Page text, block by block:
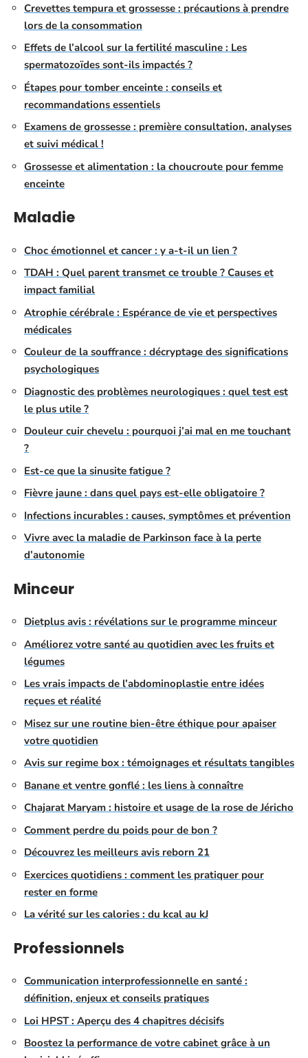
Crevettes tempura et grossesse : précautions à prendre
lors de la consommation
Effets de l’alcool sur la fertilité masculine : Les
spermatozoïdes sont-ils impactés ?
Étapes pour tomber enceinte : conseils et
recommandations essentiels
Examens de grossesse : première consultation, analyses
et suivi médical !
Grossesse et alimentation : la choucroute pour femme
enceinte
Maladie
Choc émotionnel et cancer : y a-t-il un lien ?
TDAH : Quel parent transmet ce trouble ? Causes et
impact familial
Atrophie cérébrale : Espérance de vie et perspectives
médicales
Couleur de la souffrance : décryptage des significations
psychologiques
Diagnostic des problèmes neurologiques : quel test est
le plus utile ?
Douleur cuir chevelu : pourquoi j’ai mal en me touchant
?
Est-ce que la sinusite fatigue ?
Fièvre jaune : dans quel pays est-elle obligatoire ?
Infections incurables : causes, symptômes et prévention
Vivre avec la maladie de Parkinson face à la perte
d’autonomie
Minceur
Dietplus avis : révélations sur le programme minceur
Améliorez votre santé au quotidien avec les fruits et
légumes
Les vrais impacts de l’abdominoplastie entre idées
reçues et réalité
Misez sur une routine bien-être éthique pour apaiser
votre quotidien
Avis sur regime box : témoignages et résultats tangibles
Banane et ventre gonflé : les liens à connaître
Chajarat Maryam : histoire et usage de la rose de Jéricho
Comment perdre du poids pour de bon ?
Découvrez les meilleurs avis reborn 21
Exercices quotidiens : comment les pratiquer pour
rester en forme
La vérité sur les calories : du kcal au kJ
Professionnels
Communication interprofessionnelle en santé :
définition, enjeux et conseils pratiques
Loi HPST : Aperçu des 4 chapitres décisifs
Boostez la performance de votre cabinet grâce à un